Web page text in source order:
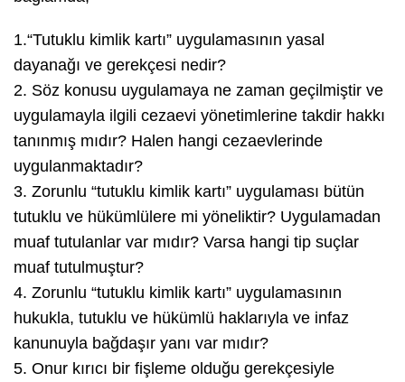
1.“Tutuklu kimlik kartı” uygulamasının yasal
dayanağı ve gerekçesi nedir?
2. Söz konusu uygulamaya ne zaman geçilmiştir ve
uygulamayla ilgili cezaevi yönetimlerine takdir hakkı
tanınmış mıdır? Halen hangi cezaevlerinde
uygulanmaktadır?
3. Zorunlu “tutuklu kimlik kartı” uygulaması bütün
tutuklu ve hükümlülere mi yöneliktir? Uygulamadan
muaf tutulanlar var mıdır? Varsa hangi tip suçlar
muaf tutulmuştur?
4. Zorunlu “tutuklu kimlik kartı” uygulamasının
hukukla, tutuklu ve hükümlü haklarıyla ve infaz
kanunuyla bağdaşır yanı var mıdır?
5. Onur kırıcı bir fişleme olduğu gerekçesiyle